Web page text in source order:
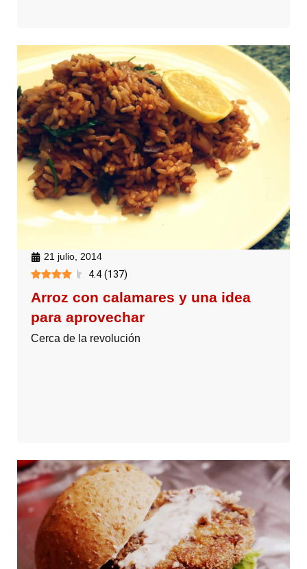
21 julio, 2014
4.4 (137)
Arroz con calamares y una idea
para aprovechar
Cerca de la revolución